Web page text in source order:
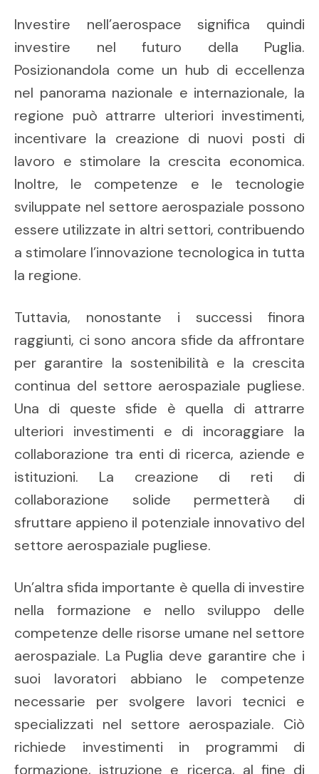
Investire nell’aerospace significa quindi
investire nel futuro della Puglia.
Posizionandola come un hub di eccellenza
nel panorama nazionale e internazionale, la
regione può attrarre ulteriori investimenti,
incentivare la creazione di nuovi posti di
lavoro e stimolare la crescita economica.
Inoltre, le competenze e le tecnologie
sviluppate nel settore aerospaziale possono
essere utilizzate in altri settori, contribuendo
a stimolare l’innovazione tecnologica in tutta
la regione.
Tuttavia, nonostante i successi finora
raggiunti, ci sono ancora sfide da affrontare
per garantire la sostenibilità e la crescita
continua del settore aerospaziale pugliese.
Una di queste sfide è quella di attrarre
ulteriori investimenti e di incoraggiare la
collaborazione tra enti di ricerca, aziende e
istituzioni. La creazione di reti di
collaborazione solide permetterà di
sfruttare appieno il potenziale innovativo del
settore aerospaziale pugliese.
Un’altra sfida importante è quella di investire
nella formazione e nello sviluppo delle
competenze delle risorse umane nel settore
aerospaziale. La Puglia deve garantire che i
suoi lavoratori abbiano le competenze
necessarie per svolgere lavori tecnici e
specializzati nel settore aerospaziale. Ciò
richiede investimenti in programmi di
formazione, istruzione e ricerca, al fine di